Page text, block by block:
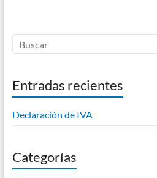
Entradas recientes
Declaración de IVA
Categorías